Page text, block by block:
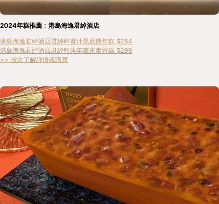
2024年糕推薦﹕港島海逸君綽酒店
港島海逸君綽酒店君綽軒薑汁黑蔗糖年糕 $284
港島海逸君綽酒店君綽軒遠年陳皮棗蓉糕 $299
>> 按此了解詳情或購買